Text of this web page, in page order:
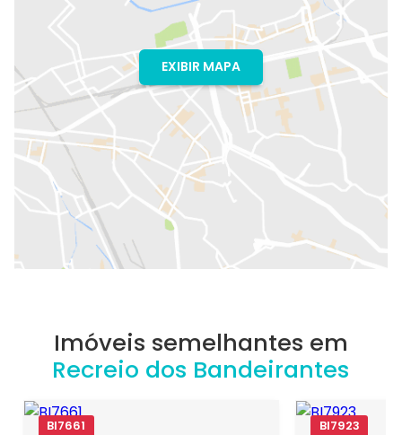
EXIBIR MAPA
Imóveis semelhantes em
Recreio dos Bandeirantes
BI7661 BI7923